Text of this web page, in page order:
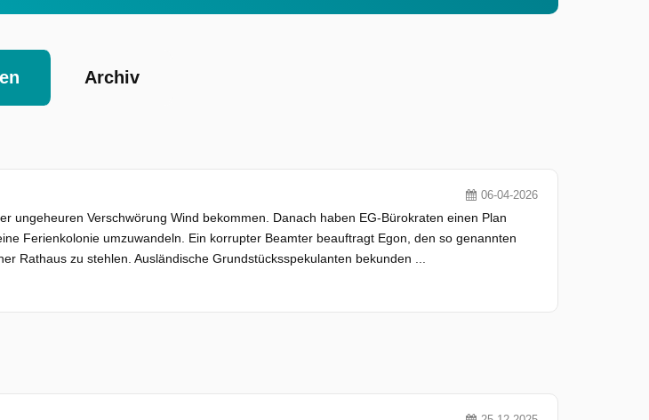
Archiv
06-04-2026
ungeheuren Verschwörung Wind bekommen. Danach haben EG-Bürokraten einen Plan
Ferienkolonie umzuwandeln. Ein korrupter Beamter beauftragt Egon, den so genannten
Rathaus zu stehlen. Ausländische Grundstücksspekulanten bekunden ...